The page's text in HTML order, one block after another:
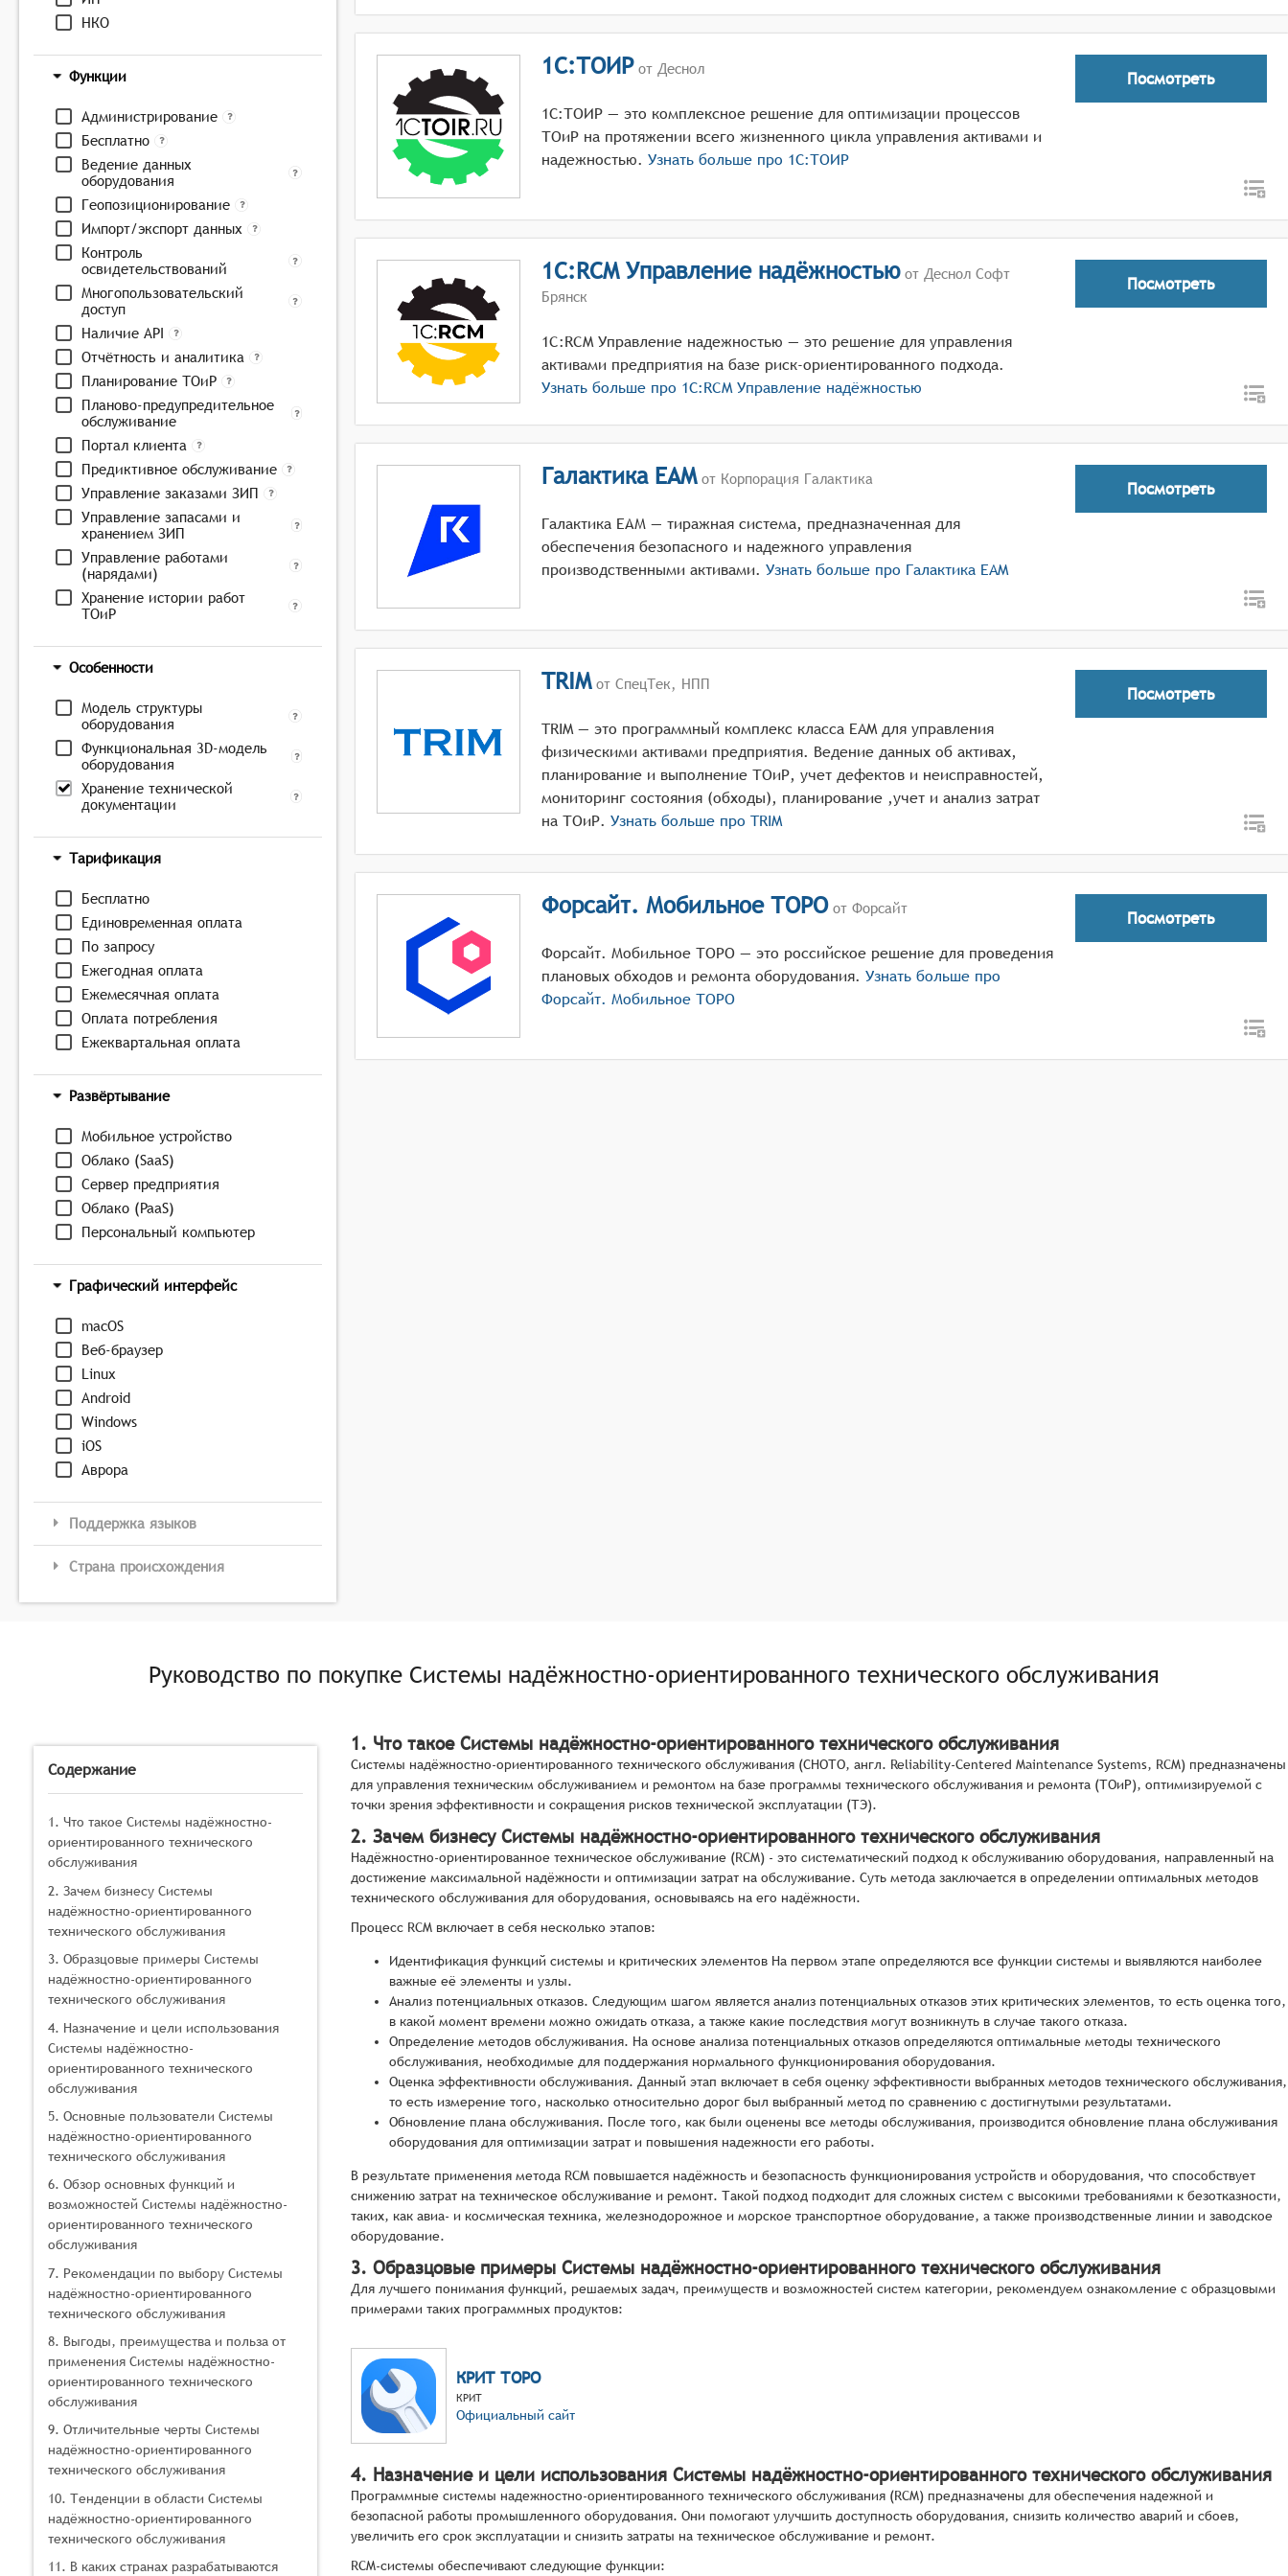
НКО
Функции
Администрирование
Бесплатно
Ведение данных
оборудования
Геопозиционирование
Импорт/экспорт данных
Контроль
освидетельствований
Многопользовательский
доступ
Наличие API
Отчётность и аналитика
Планирование ТОиР
Планово-предупредительное
обслуживание
Портал клиента
Предиктивное обслуживание
Управление заказами ЗИП
Управление запасами и
хранением ЗИП
Управление работами
(нарядами)
Хранение истории работ
ТОиР
Особенности
Модель структуры
оборудования
Функциональная 3D-модель
оборудования
Хранение технической
документации
Тарификация
Бесплатно
Единовременная оплата
По запросу
Ежегодная оплата
Ежемесячная оплата
Оплата потребления
Ежеквартальная оплата
Развёртывание
Мобильное устройство
Облако (SaaS)
Сервер предприятия
Облако (PaaS)
Персональный компьютер
Графический интерфейс
macOS
Веб-браузер
Linux
Android
Windows
iOS
Аврора
Поддержка языков
Страна происхождения
1С:ТОИРот Деснол
1С:ТОИР — это комплексное решение для оптимизации процессов
ТОиР на протяжении всего жизненного цикла управления активами и
надежностью. Узнать больше про 1С:ТОИР
Посмотреть
1С:RCM Управление надёжностьюот Деснол Софт
Брянск
1C:RCM Управление надежностью — это решение для управления
активами предприятия на базе риск-ориентированного подхода.
Узнать больше про 1С:RCM Управление надёжностью
Посмотреть
Галактика EAMот Корпорация Галактика
Галактика ЕАМ — тиражная система, предназначенная для
обеспечения безопасного и надежного управления
производственными активами. Узнать больше про Галактика EAM
Посмотреть
TRIMот СпецТек, НПП
TRIM — это программный комплекс класса EAM для управления
физическими активами предприятия. Ведение данных об активах,
планирование и выполнение ТОиР, учет дефектов и неисправностей,
мониторинг состояния (обходы), планирование ,учет и анализ затрат
на ТОиР. Узнать больше про TRIM
Посмотреть
Форсайт. Мобильное ТОРОот Форсайт
Форсайт. Мобильное ТОРО — это российское решение для проведения
плановых обходов и ремонта оборудования. Узнать больше про
Форсайт. Мобильное ТОРО
Посмотреть
Руководство по покупке Системы надёжностно-ориентированного технического обслуживания
Содержание
1. Что такое Системы надёжностно-
ориентированного технического
обслуживания
2. Зачем бизнесу Системы
надёжностно-ориентированного
технического обслуживания
3. Образцовые примеры Системы
надёжностно-ориентированного
технического обслуживания
4. Назначение и цели использования
Системы надёжностно-
ориентированного технического
обслуживания
5. Основные пользователи Системы
надёжностно-ориентированного
технического обслуживания
6. Обзор основных функций и
возможностей Системы надёжностно-
ориентированного технического
обслуживания
7. Рекомендации по выбору Системы
надёжностно-ориентированного
технического обслуживания
8. Выгоды, преимущества и польза от
применения Системы надёжностно-
ориентированного технического
обслуживания
9. Отличительные черты Системы
надёжностно-ориентированного
технического обслуживания
10. Тенденции в области Системы
надёжностно-ориентированного
технического обслуживания
11. В каких странах разрабатываются
1. Что такое Системы надёжностно-ориентированного технического обслуживания
Системы надёжностно-ориентированного технического обслуживания (СНОТО, англ. Reliability-Centered Maintenance Systems, RCM) предназначены
для управления техническим обслуживанием и ремонтом на базе программы технического обслуживания и ремонта (ТОиР), оптимизируемой с
точки зрения эффективности и сокращения рисков технической эксплуатации (ТЭ).
2. Зачем бизнесу Системы надёжностно-ориентированного технического обслуживания
Надёжностно-ориентированное техническое обслуживание (RCM) - это систематический подход к обслуживанию оборудования, направленный на
достижение максимальной надёжности и оптимизации затрат на обслуживание. Суть метода заключается в определении оптимальных методов
технического обслуживания для оборудования, основываясь на его надёжности.
Процесс RCM включает в себя несколько этапов:
Идентификация функций системы и критических элементов На первом этапе определяются все функции системы и выявляются наиболее
важные её элементы и узлы.
Анализ потенциальных отказов. Следующим шагом является анализ потенциальных отказов этих критических элементов, то есть оценка того,
в какой момент времени можно ожидать отказа, а также какие последствия могут возникнуть в случае такого отказа.
Определение методов обслуживания. На основе анализа потенциальных отказов определяются оптимальные методы технического
обслуживания, необходимые для поддержания нормального функционирования оборудования.
Оценка эффективности обслуживания. Данный этап включает в себя оценку эффективности выбранных методов технического обслуживания,
то есть измерение того, насколько относительно дорог был выбранный метод по сравнению с достигнутыми результатами.
Обновление плана обслуживания. После того, как были оценены все методы обслуживания, производится обновление плана обслуживания
оборудования для оптимизации затрат и повышения надежности его работы.
В результате применения метода RCM повышается надёжность и безопасность функционирования устройств и оборудования, что способствует
снижению затрат на техническое обслуживание и ремонт. Такой подход подходит для сложных систем с высокими требованиями к безотказности,
таких, как авиа- и космическая техника, железнодорожное и морское транспортное оборудование, а также производственные линии и заводское
оборудование.
3. Образцовые примеры Системы надёжностно-ориентированного технического обслуживания
Для лучшего понимания функций, решаемых задач, преимуществ и возможностей систем категории, рекомендуем ознакомление с образцовыми
примерами таких программных продуктов:
КРИТ ТОРО
КРИТ
Официальный сайт
4. Назначение и цели использования Системы надёжностно-ориентированного технического обслуживания
Программные системы надежностно-ориентированного технического обслуживания (RCM) предназначены для обеспечения надежной и
безопасной работы промышленного оборудования. Они помогают улучшить доступность оборудования, снизить количество аварий и сбоев,
увеличить его срок эксплуатации и снизить затраты на техническое обслуживание и ремонт.
RCM-системы обеспечивают следующие функции: